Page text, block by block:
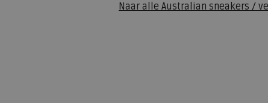
Naar alle Australian sneakers /